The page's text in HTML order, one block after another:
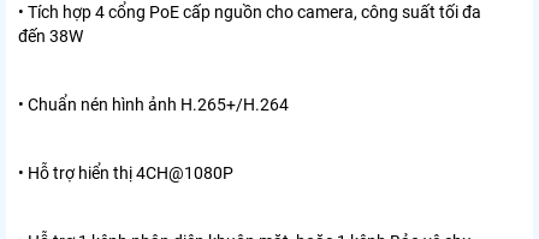
• Tích hợp 4 cổng PoE cấp nguồn cho camera, công suất tối đa
đến 38W
• Chuẩn nén hình ảnh H.265+/H.264
• Hỗ trợ hiển thị 4CH@1080P